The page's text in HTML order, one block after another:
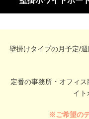
壁掛けタイプの月予定/
定番の事務所・オフィ
イト
※ご希望の